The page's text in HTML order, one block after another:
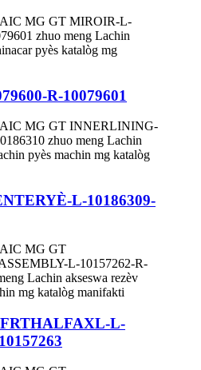
R-10079601
L-10186309-
L-